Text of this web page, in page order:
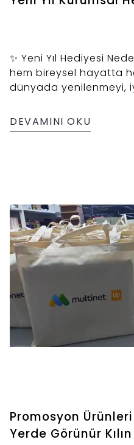
✨ Yeni Yıl Hediyesi Neden
hem bireysel hayatta
dünyada yenilenmeyi,
her bir yeni yıl hediyesi,
verdiğimiz değeri
DEVAMINI OKU
Promosyon Ürünleri
Yerde Görünür Kılın